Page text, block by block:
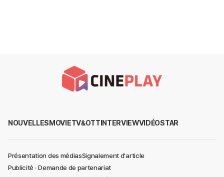
NOUVELLESMOVIETV&OTTINTERVIEWVIDÉOSTAR
Présentation des médiasSignalement d'article
Publicité · Demande de partenariat